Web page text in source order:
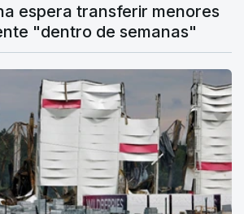
espera transferir menores
"dentro de semanas"